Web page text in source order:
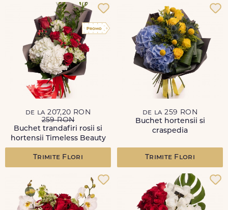
de la 207,20 RON
259 RON
Buchet trandafiri rosii si
hortensii Timeless Beauty
Trimite Flori
de la 259 RON
Buchet hortensii si
craspedia
Trimite Flori